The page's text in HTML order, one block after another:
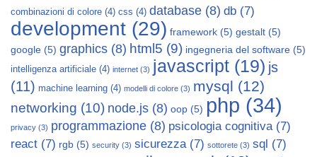
combinazioni di colore (4) css (4) database (8) db (7)
development (29) framework (5) gestalt (5)
google (5) graphics (8) html5 (9) ingegneria del software (5)
intelligenza artificiale (4) internet (3) javascript (19) js
(11) machine learning (4) modelli di colore (3) mysql (12)
networking (10) node.js (8) oop (5) php (34)
privacy (3) programmazione (8) psicologia cognitiva(7)
react (7) rgb (5) security (3) sicurezza(7) sottorete (3) sql (7)